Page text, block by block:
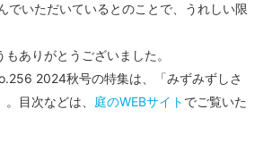
でいただいているとのことで、うれしい限
ありがとうございました。
2024秋号の特集は、「みずみずしさ
目次などは、 庭のWEBサイト でご覧いた